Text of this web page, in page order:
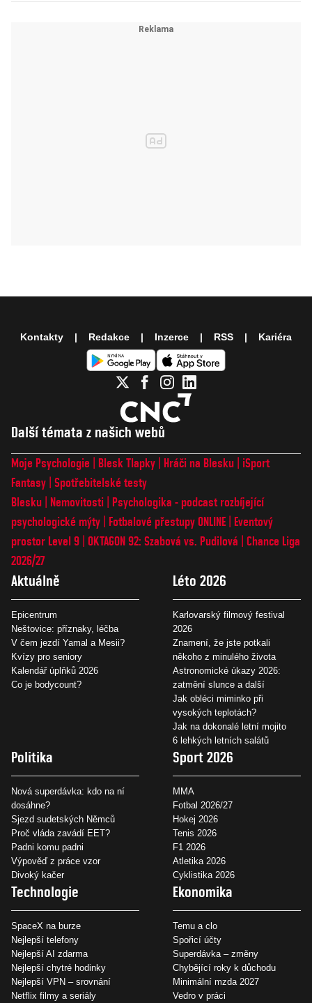
Další témata z našich webů
Moje Psychologie Blesk Tlapky Hráči na Blesku
iSport
Fantasy Spotřebitelské testy
Blesku
Nemovitosti
Psychologika - podcast rozbíjející
psychologické mýty
Fotbalové přestupy ONLINE
Eventový
prostor Level 9 OKTAGON 92: Szabová vs. Pudilová
Chance Liga
2026/27
Aktuálně
Epicentrum
Neštovice: příznaky, léčba
V čem jezdí Yamal a Mesii?
Kvízy pro seniory
Kalendář úplňků 2026
Co je bodycount?
Léto 2026
Karlovarský filmový festival
2026
Znamení, že jste potkali
někoho z minulého života
Astronomické úkazy 2026:
zatmění slunce a další
Jak obléci miminko při
vysokých teplotách?
Jak na dokonalé letní mojito
6 lehkých letních salátů
Politika
Nová superdávka: kdo na ní
dosáhne?
Sjezd sudetských Němců
Proč vláda zavádí EET?
Padni komu padni
Výpověď z práce vzor
Divoký kačer
Sport 2026
MMA
Fotbal 2026/27
Hokej 2026
Tenis 2026
F1 2026
Atletika 2026
Cyklistika 2026
Technologie
SpaceX na burze
Nejlepší telefony
Nejlepší AI zdarma
Nejlepší chytré hodinky
Nejlepší VPN – srovnání
Netflix filmy a seriály
Ekonomika
Temu a clo
Spořicí účty
Superdávka – změny
Chybějící roky k důchodu
Minimální mzda 2027
Vedro v práci
Kontakty Redakce Inzerce RSS Kariéra